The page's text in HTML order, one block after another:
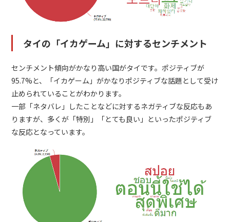
タイの「イカゲーム」に対するセンチメント
センチメント傾向がかなり高い国がタイです。ポジティブが
95.7%と、「イカゲーム」がかなりポジティブな話題として受け
止められていることがわかります。
一部「ネタバレ」したことなどに対するネガティブな反応もあ
りますが、多くが「特別」「とても良い」といったポジティブ
な反応となっています。